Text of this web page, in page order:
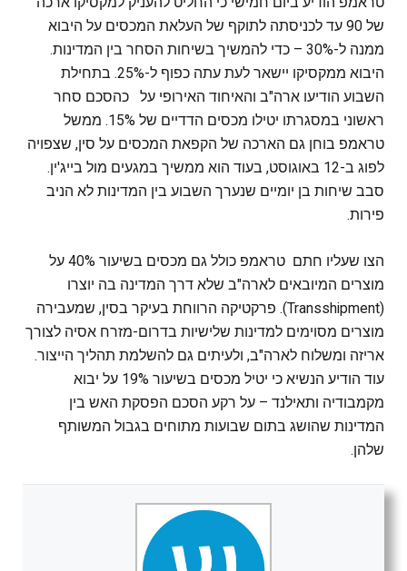
של 90 עד לכניסתה לתוקף של העלאת המכסים על היבוא
ממנה ל-30% – כדי להמשיך בשיחות הסחר בין המדינות.
היבוא ממקסיקו יישאר לעת עתה כפוף ל-25%. בתחילת
השבוע הודיעו ארה"ב והאיחוד האירופי על כהסכם סחר
ראשוני במסגרתו יטילו מכסים הדדיים של 15%. ממשל
טראמפ בוחן גם הארכה של הקפאת המכסים על סין, שצפויה
לפוג ב-12 באוגוסט, בעוד הוא ממשיך במגעים מול בייג'ין.
סבב שיחות בן יומיים שנערך השבוע בין המדינות לא הניב
פירות.
הצו שעליו חתם טראמפ כולל גם מכסים בשיעור 40% על
מוצרים המיובאים לארה"ב שלא דרך המדינה בה יוצרו
(Transshipment). פרקטיקה הרווחת בעיקר בסין, שמעבירה
מוצרים מסוימים למדינות שלישיות בדרום-מזרח אסיה לצורך
אריזה ומשלוח לארה"ב, ולעיתים גם להשלמת תהליך הייצור.
עוד הודיע הנשיא כי יטיל מכסים בשיעור 19% על יבוא
מקמבודיה ותאילנד – על רקע הסכם הפסקת האש בין
המדינות שהושג בתום שבועות מתוחים בגבול המשותף
שלהן.